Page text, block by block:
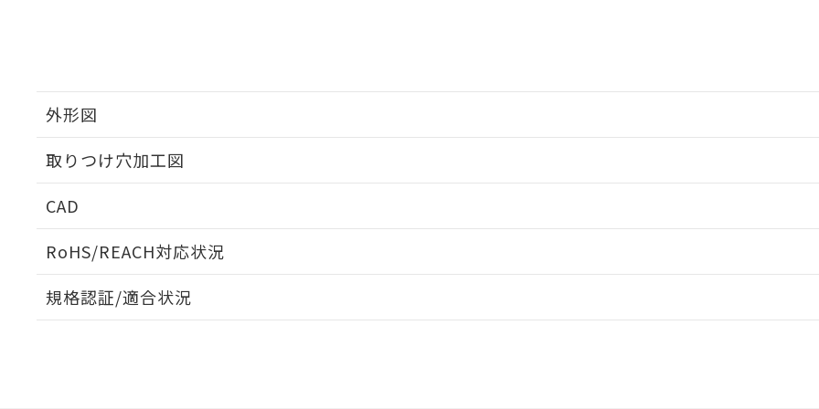
外形図
取りつけ穴加工図
CAD
RoHS/REACH対応状況
EU RoHS 注意事項・凡例
規格認証/適合状況